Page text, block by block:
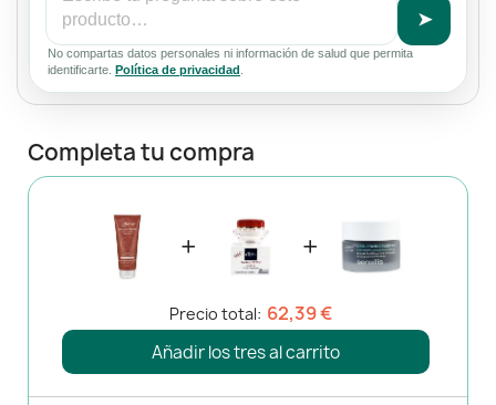
➤
No compartas datos personales ni información de salud que permita
identificarte.
Política de privacidad
Completa tu compra
+ +
Precio total: 62,39 €
Añadir los tres al carrito